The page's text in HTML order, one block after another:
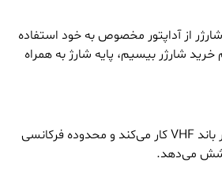
از آداپتور مخصوص به خود استفاده
خرید شارژر بیسیم، پایه شارژ به همراه
واکی تاکی موتورولا GP در باند VHF کار می‌کند و محدوده فرکانسی